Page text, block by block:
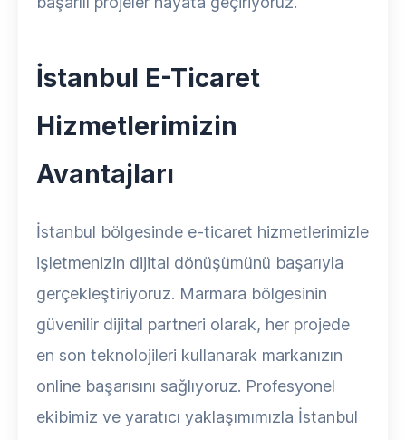
İstanbul E-Ticaret
Hizmetlerimizin
Avantajları
İstanbul bölgesinde e-ticaret hizmetlerimizle
işletmenizin dijital dönüşümünü başarıyla
gerçekleştiriyoruz. Marmara bölgesinin
güvenilir dijital partneri olarak, her projede
en son teknolojileri kullanarak markanızın
online başarısını sağlıyoruz. Profesyonel
ekibimiz ve yaratıcı yaklaşımımızla İstanbul